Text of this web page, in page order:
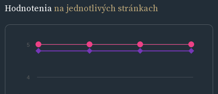
Hodnoteniana jednotlivých stránkach
4
5